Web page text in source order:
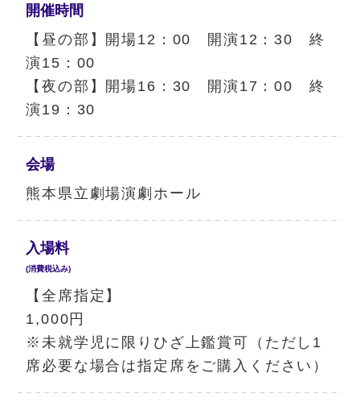
開催時間
【昼の部】開場12：00 開演12：30 終
演15：00
【夜の部】開場16：30 開演17：00 終
演19：30
会場
熊本県立劇場演劇ホール
入場料
(消費税込み)
【全席指定】
1,000円
※未就学児に限りひざ上鑑賞可（ただし1
席必要な場合は指定席をご購入ください）